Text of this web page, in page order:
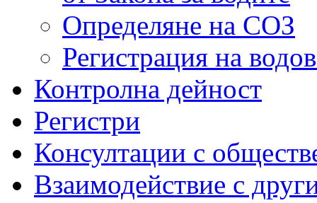
Определяне на СОЗ
Регистрация на
Контролна дейност
Регистри
Консултации с
Взаимодействие с